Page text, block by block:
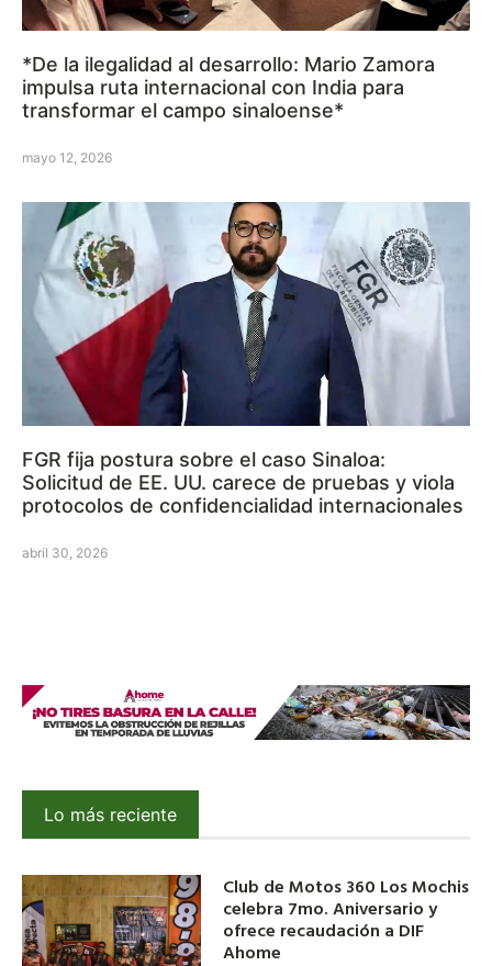
*De la ilegalidad al desarrollo: Mario Zamora
impulsa ruta internacional con India para
transformar el campo sinaloense*
mayo 12, 2026
FGR fija postura sobre el caso Sinaloa:
Solicitud de EE. UU. carece de pruebas y viola
protocolos de confidencialidad internacionales
abril 30, 2026
Lo más reciente
Club de Motos 360 Los Mochis
celebra 7mo. Aniversario y
ofrece recaudación a DIF
Ahome